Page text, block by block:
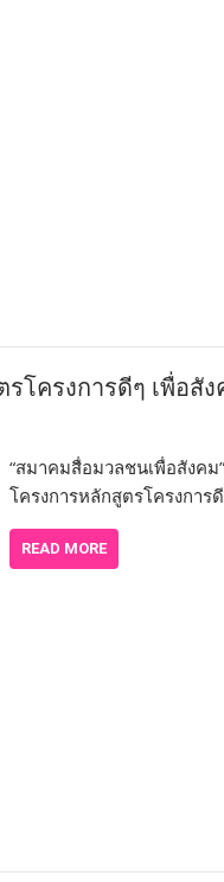
โครงการดีๆ เพื่อสั
“สมาคมสื่อมวลชนเพื่อสังคม
โครงการหลักสูตรโครงการ
READ MORE